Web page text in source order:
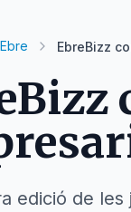
EbreBizz
edició de